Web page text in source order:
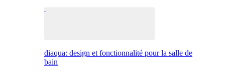
diaqua: design et fonctionnalité pour la salle de
bain